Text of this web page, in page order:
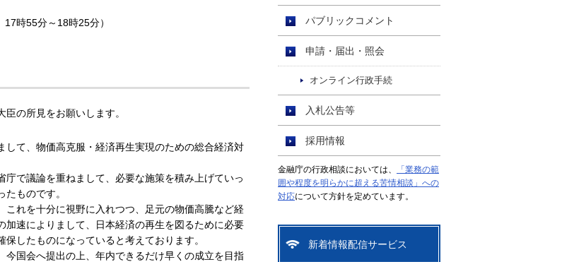
17時55分～18時25分）
の所見をお願いします。
て、物価高克服・経済再生実現のための総合経済対
で議論を重ねまして、必要な施策を積み上げていっ
ものです。
れを十分に視野に入れつつ、足元の物価高騰など経
速によりまして、日本経済の再生を図るために必要
したものになっていると考えております。
国会へ提出の上、年内できるだけ早くの成立を目指
パブリックコメント
申請・届出・照会
オンライン行政手続
入札公告等
採用情報
金融庁の行政相談においては、
「業務の範
囲や程度を明らかに超える苦情相談」への
対応について方針を定めています。
新着情報配信サービス